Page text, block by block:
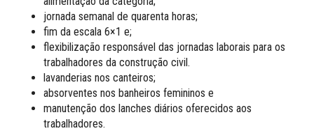
jornada semanal de quarenta horas;
fim da escala 6×1 e;
flexibilização responsável das jornadas laborais para os
trabalhadores da construção civil.
lavanderias nos canteiros;
absorventes nos banheiros femininos e
manutenção dos lanches diários oferecidos aos
trabalhadores.